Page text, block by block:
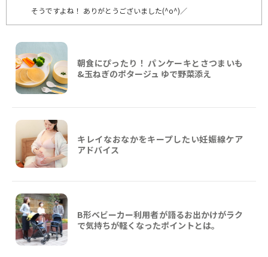
そうですよね！ ありがとうございました(^o^)／
朝食にぴったり！ パンケーキとさつまいも
&玉ねぎのポタージュ ゆで野菜添え
キレイなおなかをキープしたい妊娠線ケア
アドバイス
B形ベビーカー利用者が語るお出かけがラク
で気持ちが軽くなったポイントとは。